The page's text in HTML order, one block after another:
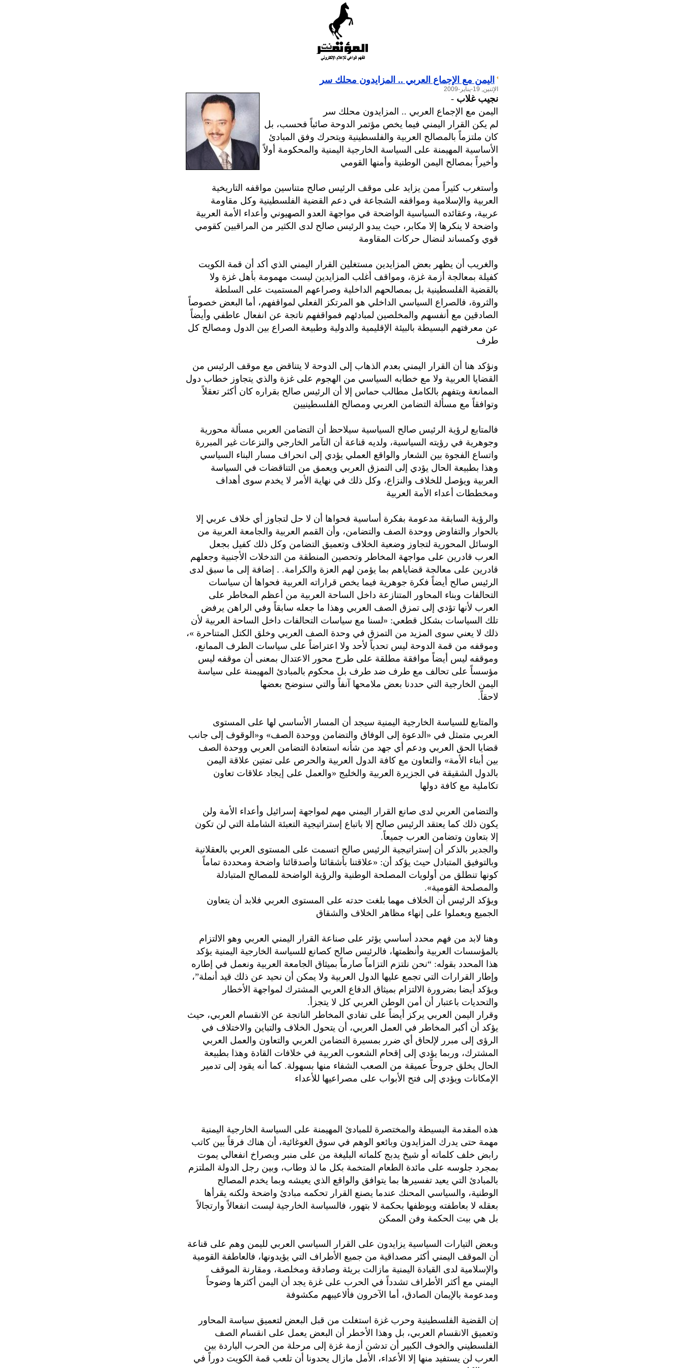
اليمن مع الإجماع العربي .. المزايدون محلك سر
الإثنين, 19-يناير-2009
نجيب غلاب -
اليمن مع الإجماع العربي .. المزايدون محلك سر
لم يكن القرار اليمني فيما يخص مؤتمر الدوحة صائباً فحسب، بل
كان ملتزماً بالمصالح العربية والفلسطينية ويتحرك وفق المبادئ
الأساسية المهيمنة على السياسة الخارجية اليمنية والمحكومة أولاً
وأخيراً بمصالح اليمن الوطنية وأمنها القومي
وأستغرب كثيراً ممن يزايد على موقف الرئيس صالح متناسين مواقفه التاريخية
العربية والإسلامية ومواقفه الشجاعة في دعم القضية الفلسطينية وكل مقاومة
عربية، وعقائده السياسية الواضحة في مواجهة العدو الصهيوني وأعداء الأمة العربية
واضحة لا ينكرها إلا مكابر، حيث يبدو الرئيس صالح لدى الكثير من المراقبين كقومي
قوي وكمساند لنضال حركات المقاومة
والغريب أن يظهر بعض المزايدين مستغلين القرار اليمني الذي أكد أن قمة الكويت
كفيلة بمعالجة أزمة غزة، ومواقف أغلب المزايدين ليست مهمومة بأهل غزة ولا
بالقضية الفلسطينية بل بمصالحهم الداخلية وصراعهم المستميت على السلطة
والثروة، فالصراع السياسي الداخلي هو المرتكز الفعلي لمواقفهم، أما البعض خصوصاً
الصادقين مع أنفسهم والمخلصين لمبادئهم فمواقفهم ناتجة عن انفعال عاطفي وأيضاً
عن معرفتهم البسيطة بالبيئة الإقليمية والدولية وطبيعة الصراع بين الدول ومصالح كل
طرف
ونؤكد هنا أن القرار اليمني بعدم الذهاب إلى الدوحة لا يتناقض مع موقف الرئيس من
القضايا العربية ولا مع خطابه السياسي من الهجوم على غزة والذي يتجاوز خطاب دول
الممانعة ويتفهم بالكامل مطالب حماس إلا أن الرئيس صالح بقراره كان أكثر تعقلاً
وتوافقاً مع مسألة التضامن العربي ومصالح الفلسطينيين
فالمتابع لرؤية الرئيس صالح السياسية سيلاحظ أن التضامن العربي مسألة محورية
وجوهرية في رؤيته السياسية، ولديه قناعة أن التآمر الخارجي والنزعات غير المبررة
واتساع الفجوة بين الشعار والواقع العملي يؤدي إلى انحراف مسار البناء السياسي
وهذا بطبيعة الحال يؤدي إلى التمزق العربي ويعمق من التناقضات في السياسة
العربية ويؤصل للخلاف والنزاع، وكل ذلك في نهاية الأمر لا يخدم سوى أهداف
ومخططات أعداء الأمة العربية
والرؤية السابقة مدعومة بفكرة أساسية فحواها أن لا حل لتجاوز أي خلاف عربي إلا
بالحوار والتفاوض ووحدة الصف والتضامن، وأن القمم العربية والجامعة العربية من
الوسائل المحورية لتجاوز وضعية الخلاف وتعميق التضامن وكل ذلك كفيل بجعل
العرب قادرين على مواجهة المخاطر وتحصين المنطقة من التدخلات الأجنبية وجعلهم
قادرين على معالجة قضاياهم بما يؤمن لهم العزة والكرامة. . إضافة إلى ما سبق لدى
الرئيس صالح أيضاً فكرة جوهرية فيما يخص قراراته العربية فحواها أن سياسات
التحالفات وبناء المحاور المتنازعة داخل الساحة العربية من أعظم المخاطر على
العرب لأنها تؤدي إلى تمزق الصف العربي وهذا ما جعله سابقاً وفي الراهن يرفض
تلك السياسات بشكل قطعي: «لسنا مع سياسات التحالفات داخل الساحة العربية لأن
ذلك لا يعني سوى المزيد من التمزق في وحدة الصف العربي وخلق الكتل المتناحرة »،
وموقفه من قمة الدوحة ليس تحدياً لأحد ولا اعتراضاً على سياسات الطرف الممانع،
وموقفه ليس أيضاً موافقة مطلقة على طرح محور الاعتدال بمعنى أن موقفه ليس
مؤسساً على تحالف مع طرف ضد طرف بل محكوم بالمبادئ المهيمنة على سياسة
اليمن الخارجية التي حددنا بعض ملامحها آنفاً والتي سنوضح بعضها
لاحقاً.
والمتابع للسياسة الخارجية اليمنية سيجد أن المسار الأساسي لها على المستوى
العربي متمثل في «الدعوة إلى الوفاق والتضامن ووحدة الصف» و«الوقوف إلى جانب
قضايا الحق العربي ودعم أي جهد من شأنه استعادة التضامن العربي ووحدة الصف
بين أبناء الأمة» والتعاون مع كافة الدول العربية والحرص على تمتين علاقة اليمن
بالدول الشقيقة في الجزيرة العربية والخليج «والعمل على إيجاد علاقات تعاون
تكاملية مع كافة دولها
والتضامن العربي لدى صانع القرار اليمني مهم لمواجهة إسرائيل وأعداء الأمة ولن
يكون ذلك كما يعتقد الرئيس صالح إلا باتباع إستراتيجية التعبئة الشاملة التي لن تكون
إلا بتعاون وتضامن العرب جميعاً.
والجدير بالذكر أن إستراتيجية الرئيس صالح اتسمت على المستوى العربي بالعقلانية
وبالتوفيق المتبادل حيث يؤكد أن: «علاقتنا بأشقائنا وأصدقائنا واضحة ومحددة تماماً
كونها تنطلق من أولويات المصلحة الوطنية والرؤية الواضحة للمصالح المتبادلة
والمصلحة القومية».
ويؤكد الرئيس أن الخلاف مهما بلغت حدته على المستوى العربي فلابد أن يتعاون
الجميع ويعملوا على إنهاء مظاهر الخلاف والشقاق
وهنا لابد من فهم محدد أساسي يؤثر على صناعة القرار اليمني العربي وهو الالتزام
بالمؤسسات العربية وأنظمتها، فالرئيس صالح كصانع للسياسة الخارجية اليمنية يؤكد
هذا المحدد بقوله: “نحن نلتزم التزاماً صارماً بميثاق الجامعة العربية ونعمل في إطاره
وإطار القرارات التي تجمع عليها الدول العربية ولا يمكن أن نحيد عن ذلك قيد أنملة”،
ويؤكد أيضا بضرورة الالتزام بميثاق الدفاع العربي المشترك لمواجهة الأخطار
والتحديات باعتبار أن أمن الوطن العربي كل لا يتجزأ.
وقرار اليمن العربي يركز أيضاً على تفادي المخاطر الناتجة عن الانقسام العربي، حيث
يؤكد أن أكبر المخاطر في العمل العربي، أن يتحول الخلاف والتباين والاختلاف في
الرؤى إلى مبرر لإلحاق أي ضرر بمسيرة التضامن العربي والتعاون والعمل العربي
المشترك، وربما يؤدي إلى إقحام الشعوب العربية في خلافات القادة وهذا بطبيعة
الحال يخلق جروحاً عميقة من الصعب الشفاء منها بسهولة. كما أنه يقود إلى تدمير
الإمكانات ويؤدي إلى فتح الأبواب على مصراعيها للأعداء
هذه المقدمة البسيطة والمختصرة للمبادئ المهيمنة على السياسة الخارجية اليمنية
مهمة حتى يدرك المزايدون وبائعو الوهم في سوق الغوغائية، أن هناك فرقاً بين كاتب
رابض خلف كلماته أو شيخ يدبج كلماته البليغة من على منبر وبصراخ انفعالي يموت
بمجرد جلوسه على مائدة الطعام المتخمة بكل ما لذ وطاب، وبين رجل الدولة الملتزم
بالمبادئ التي يعيد تفسيرها بما يتوافق والواقع الذي يعيشه وبما يخدم المصالح
الوطنية، والسياسي المحنك عندما يصنع القرار تحكمه مبادئ واضحة ولكنه يقرأها
بعقله لا بعاطفته ويوظفها بحكمة لا بتهور، فالسياسة الخارجية ليست انفعالاً وارتجالاً
بل هي بيت الحكمة وفن الممكن
وبعض التيارات السياسية يزايدون على القرار السياسي العربي لليمن وهم على قناعة
أن الموقف اليمني أكثر مصداقية من جميع الأطراف التي يؤيدونها، فالعاطفة القومية
والإسلامية لدى القيادة اليمنية مازالت بريئة وصادقة ومخلصة، ومقارنة الموقف
اليمني مع أكثر الأطراف تشدداً في الحرب على غزة يجد أن اليمن أكثرها وضوحاً
ومدعومة بالإيمان الصادق، أما الآخرون فألاعيبهم مكشوفة
إن القضية الفلسطينية وحرب غزة استغلت من قبل البعض لتعميق سياسة المحاور
وتعميق الانقسام العربي، بل وهذا الأخطر أن البعض يعمل على انقسام الصف
الفلسطيني والخوف الكبير أن تدشن أزمة غزة إلى مرحلة من الحرب الباردة بين
العرب لن يستفيد منها إلا الأعداء، الأمل مازال يحدونا أن تلعب قمة الكويت دوراً في